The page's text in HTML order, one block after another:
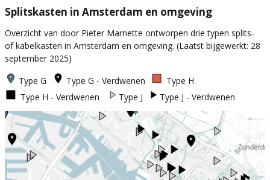
Splitskasten in Amsterdam en omgeving
Overzicht van door Pieter Marnette ontworpen drie typen splits-
of kabelkasten in Amsterdam en omgeving. (Laatst bijgewerkt: 28
september 2025)
Type G Type G - Verdwenen Type H
Type H - Verdwenen Type J Type J - Verdwenen